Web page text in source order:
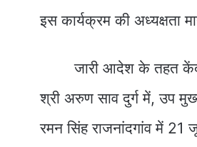
इस कार्यक्रम की अध्यक्षता
जारी आदेश के तहत
श्री अरुण साव दुर्ग में, उप
रमन सिंह राजनांदगांव में 21